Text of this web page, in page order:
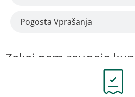
Pogosta Vprašanja
Zakaj nam zaupajo